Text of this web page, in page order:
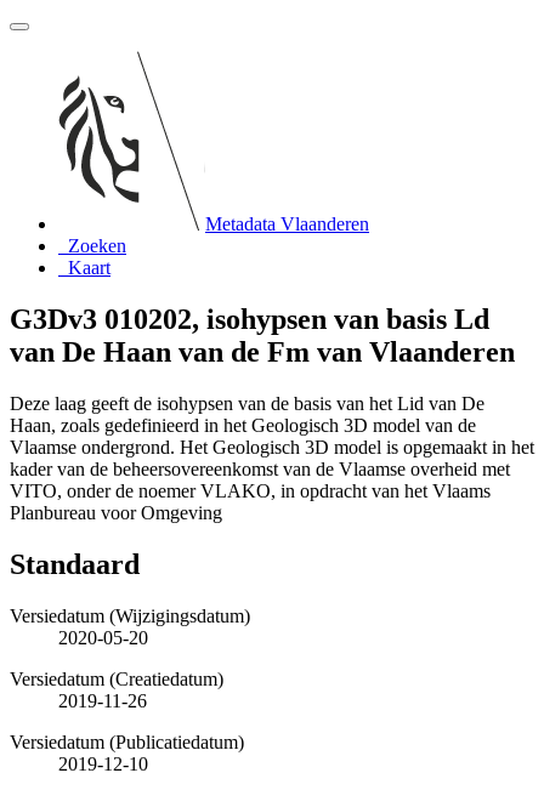
Metadata Vlaanderen
Zoeken
Kaart
G3Dv3 010202, isohypsen van basis Ld
van De Haan van de Fm van Vlaanderen
Deze laag geeft de isohypsen van de basis van het Lid van De
Haan, zoals gedefinieerd in het Geologisch 3D model van de
Vlaamse ondergrond. Het Geologisch 3D model is opgemaakt in het
kader van de beheersovereenkomst van de Vlaamse overheid met
VITO, onder de noemer VLAKO, in opdracht van het Vlaams
Planbureau voor Omgeving
Standaard
Versiedatum (Wijzigingsdatum)
2020-05-20
Versiedatum (Creatiedatum)
2019-11-26
Versiedatum (Publicatiedatum)
2019-12-10